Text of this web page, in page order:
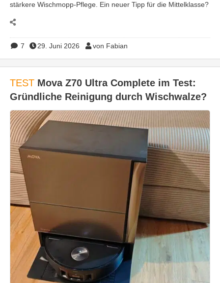
stärkere Wischmopp-Pflege. Ein neuer Tipp für die Mittelklasse?
7 29. Juni 2026 von Fabian
TEST Mova Z70 Ultra Complete im Test:
Gründliche Reinigung durch Wischwalze?